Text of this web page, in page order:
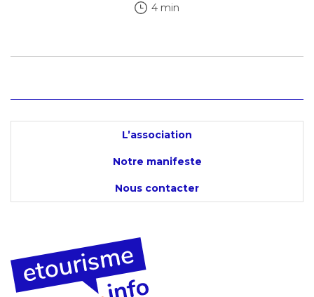
4 min
L’association
Notre manifeste
Nous contacter